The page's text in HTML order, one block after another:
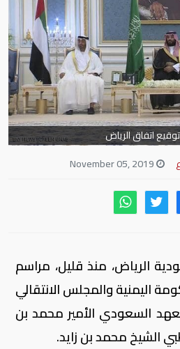
اتفاق الرياض
الرياض، منذ قليل، مراسم
اليمنية والمجلس الانتقالي
السعودي الأمير محمد بن
الشيخ محمد بن زايد.